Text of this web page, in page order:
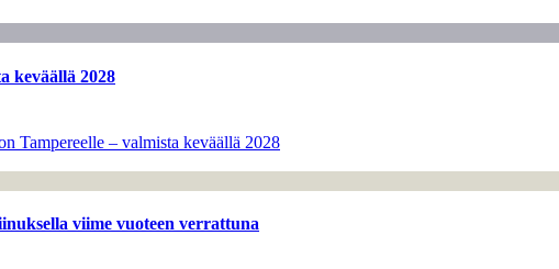
keväällä 2028
Tampereelle – valmista keväällä 2028
viime vuoteen verrattuna